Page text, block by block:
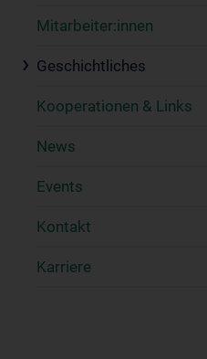
Mitarbeiter:innen
Geschichtliches
Kooperationen & Links
News
Events
Kontakt
Karriere